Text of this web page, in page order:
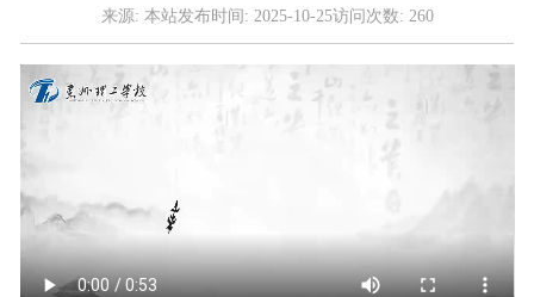
来源: 本站发布时间: 2025-10-25访问次数: 260